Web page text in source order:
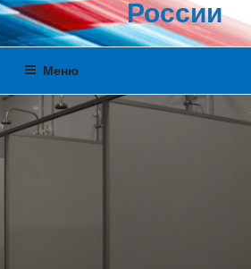
России
Меню